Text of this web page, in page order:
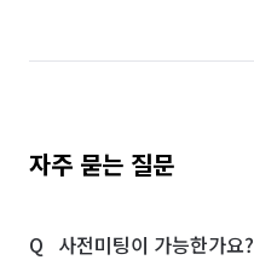
자주 묻는 질문
사전미팅이 가능한가요?